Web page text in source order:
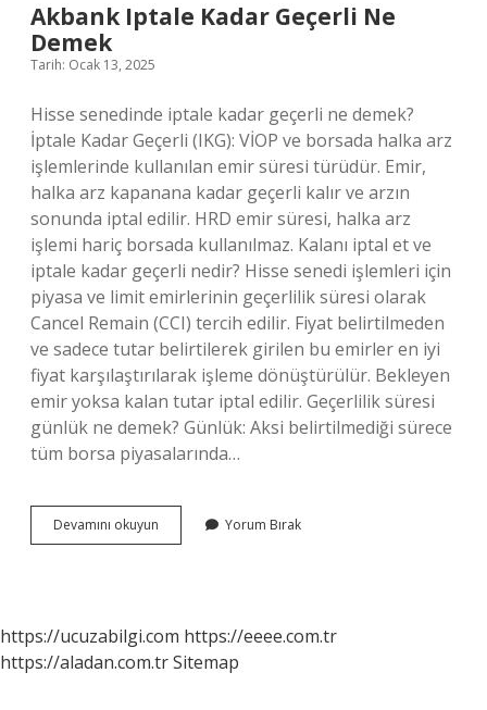
Akbank Iptale Kadar Geçerli Ne
Demek
Tarih: Ocak 13, 2025
Hisse senedinde iptale kadar geçerli ne demek?
İptale Kadar Geçerli (IKG): VİOP ve borsada halka arz
işlemlerinde kullanılan emir süresi türüdür. Emir,
halka arz kapanana kadar geçerli kalır ve arzın
sonunda iptal edilir. HRD emir süresi, halka arz
işlemi hariç borsada kullanılmaz. Kalanı iptal et ve
iptale kadar geçerli nedir? Hisse senedi işlemleri için
piyasa ve limit emirlerinin geçerlilik süresi olarak
Cancel Remain (CCI) tercih edilir. Fiyat belirtilmeden
ve sadece tutar belirtilerek girilen bu emirler en iyi
fiyat karşılaştırılarak işleme dönüştürülür. Bekleyen
emir yoksa kalan tutar iptal edilir. Geçerlilik süresi
günlük ne demek? Günlük: Aksi belirtilmediği sürece
tüm borsa piyasalarında…
Devamını okuyun
Iptale
Yorum Bırak
https://ucuzabilgi.com https://eeee.com.tr
https://aladan.com.trSitemap